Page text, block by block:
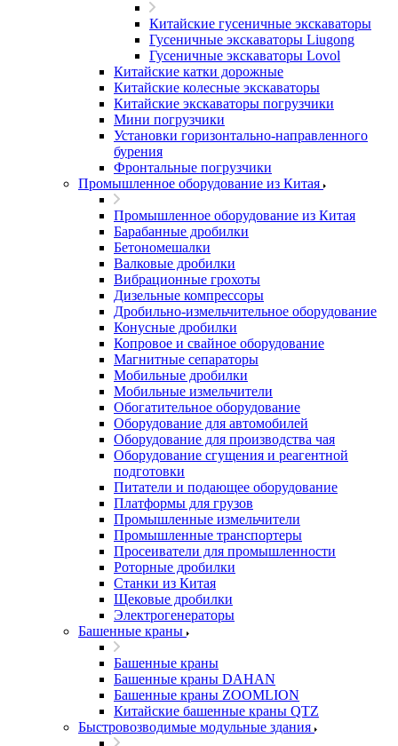
Китайские гусеничные экскаваторы
Гусеничные экскаваторы Liugong
Гусеничные экскаваторы Lovol
Китайские катки дорожные
Китайские колесные экскаваторы
Китайские экскаваторы погрузчики
Мини погрузчики
Установки горизонтально-направленного
бурения
Фронтальные погрузчики
Промышленное оборудование из Китая
Промышленное оборудование из Китая
Барабанные дробилки
Бетономешалки
Валковые дробилки
Вибрационные грохоты
Дизельные компрессоры
Дробильно-измельчительное оборудование
Конусные дробилки
Копровое и свайное оборудование
Магнитные сепараторы
Мобильные дробилки
Мобильные измельчители
Обогатительное оборудование
Оборудование для автомобилей
Оборудование для производства чая
Оборудование сгущения и реагентной
подготовки
Питатели и подающее оборудование
Платформы для грузов
Промышленные измельчители
Промышленные транспортеры
Просеиватели для промышленности
Роторные дробилки
Станки из Китая
Щековые дробилки
Электрогенераторы
Башенные краны
Башенные краны
Башенные краны DAHAN
Башенные краны ZOOMLION
Китайские башенные краны QTZ
Быстровозводимые модульные здания